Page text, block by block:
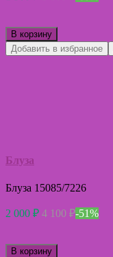
В корзину
Добавить в избранное
Блуза
Блуза 15085/7226
2 000 ₽ 4 100 ₽-51%
В корзину